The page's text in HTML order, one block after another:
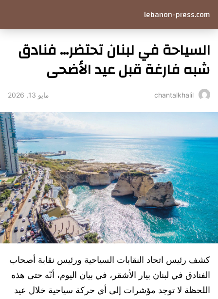
lebanon-press.com
السياحة في لبنان تحتضر… فنادق
شبه فارغة قبل عيد الأضحى
chantalkhalil مايو 13, 2026
كشف رئيس اتحاد النقابات السياحية ورئيس نقابة أصحاب
الفنادق في لبنان بيار الأشقر، في بيان اليوم، أنّه حتى هذه
اللحظة لا توجد مؤشرات إلى أي حركة سياحية خلال عيد